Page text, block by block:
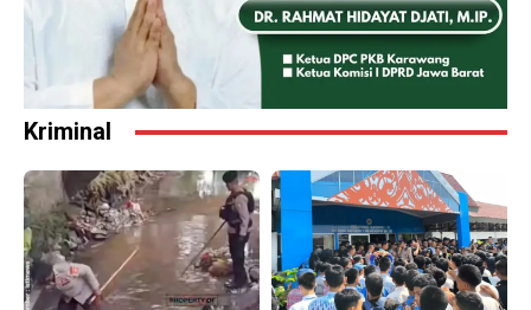
Kriminal